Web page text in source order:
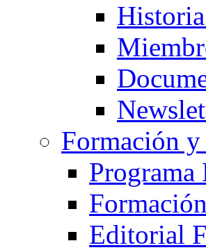
Formación
Programa
Editorial